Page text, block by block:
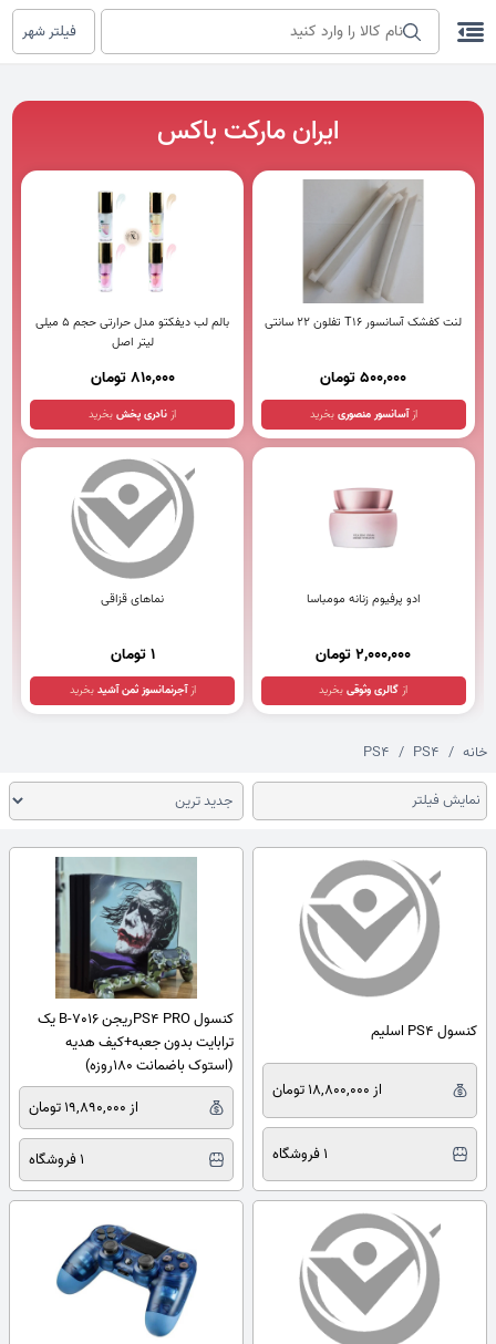
فیلتر شهر
ایران مارکت باکس
لنت کفشک آسانسور T16 تفلون 22 سانتی
500,000 تومان
ازآسانسور منصوریبخرید
بالم لب دیفکتو مدل حرارتی حجم 5 میلی
لیتر اصل
810,000 تومان
از نادری پخشبخرید
ادو پرفیوم زنانه مومباسا
2,000,000 تومان
از گالری وثوقیبخرید
نماهای قزاقی
1 تومان
ازآجرنمانسوز ثمن آشیدبخرید
خانه PS4
PS4
نمایش فیلتر
کنسول PS4 اسلیم
از 18,800,000 تومان
1 فروشگاه
کنسول PS4 PROریجن 7016-B یک
ترابایت بدون جعبه+کیف هدیه
(استوک باضمانت 180روزه)
از 19,890,000 تومان
1 فروشگاه